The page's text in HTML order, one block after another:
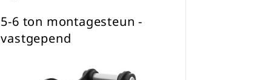
5-6 ton montagesteun -
vastgepend